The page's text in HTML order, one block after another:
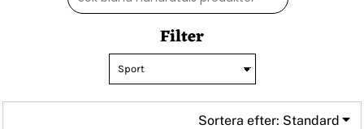
Filter
Sortera efter: Standard